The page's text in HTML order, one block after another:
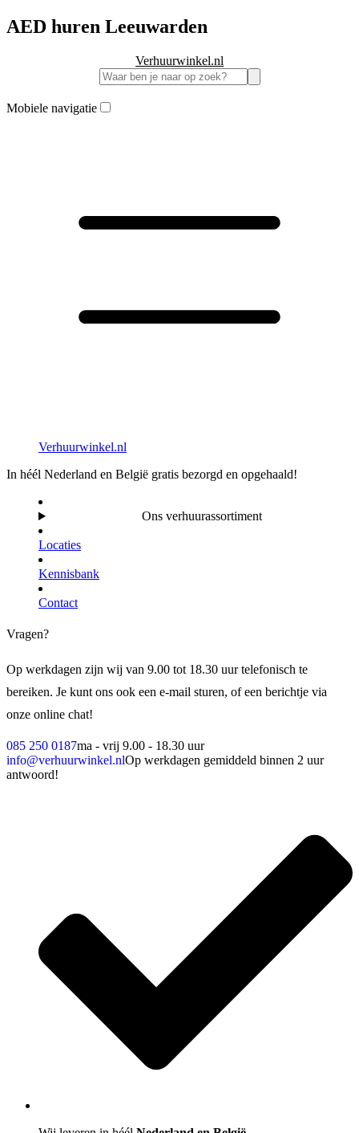
AED huren Leeuwarden
Verhuurwinkel.nl
Mobiele navigatie
Verhuurwinkel.nl
In héél Nederland en België gratis bezorgd en opgehaald!
Ons verhuurassortiment
Locaties
Kennisbank
Contact
Vragen?
Op werkdagen zijn wij van 9.00 tot 18.30 uur telefonisch te
bereiken. Je kunt ons ook een e-mail sturen, of een berichtje via
onze online chat!
085 250 0187ma - vrij 9.00 - 18.30 uur
info@verhuurwinkel.nlOp werkdagen gemiddeld binnen 2 uur
antwoord!